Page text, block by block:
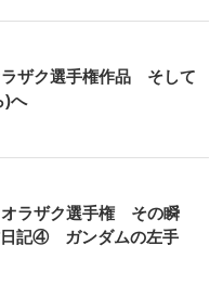
ラザク選手権作品 そして
)へ
ラザク選手権 その瞬
記④ ガンダムの左手